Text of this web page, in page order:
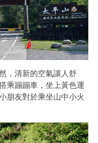
，清新的空氣讓人舒
乘蹦蹦車，坐上黃色運
朋友對於乘坐山中小火